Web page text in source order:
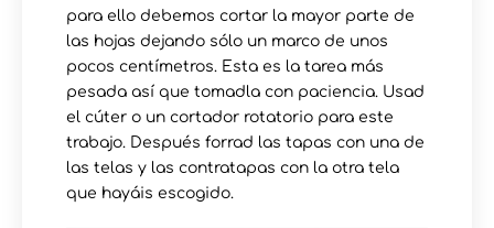
para ello debemos cortar la mayor parte de
las hojas dejando sólo un marco de unos
pocos centímetros. Esta es la tarea más
pesada así que tomadla con paciencia. Usad
el cúter o un cortador rotatorio para este
trabajo. Después forrad las tapas con una de
las telas y las contratapas con la otra tela
que hayáis escogido.